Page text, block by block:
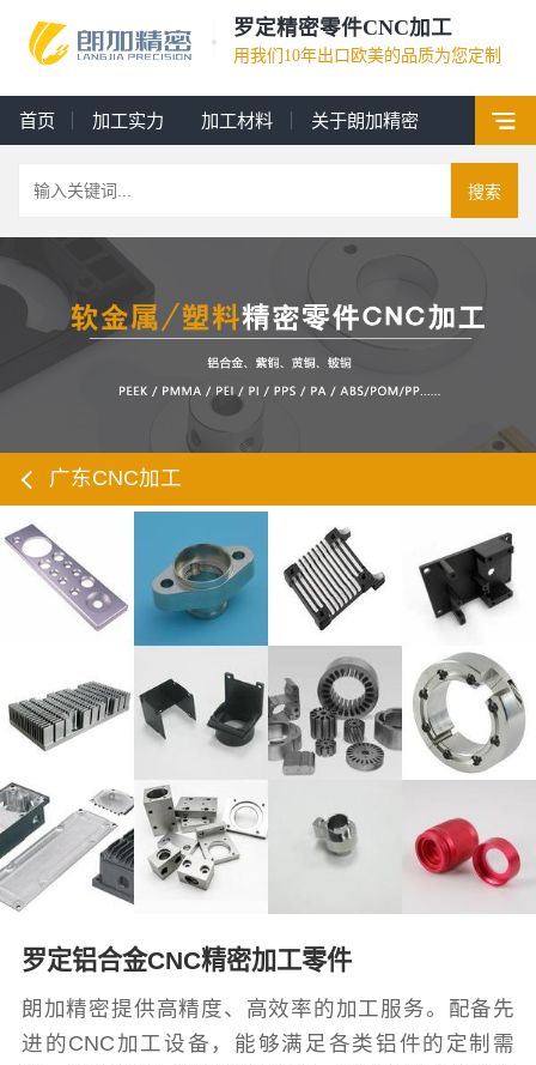
罗定精密零件CNC加工
用我们10年出口欧美的品质为您定制
首页 加工实力 加工材料 关于朗加精密
搜索
广东CNC加工
罗定铝合金CNC精密加工零件
朗加精密提供高精度、高效率的加工服务。配备先
进的CNC加工设备，能够满足各类铝件的定制需